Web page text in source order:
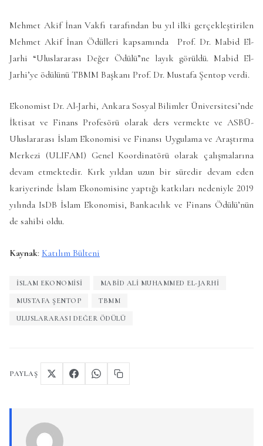
Mehmet Akif İnan Vakfı tarafından bu yıl ilki gerçekleştirilen
Mehmet Akif İnan Ödülleri kapsamında Prof. Dr. Mabid El-
Jarhi “Uluslararası Değer Ödülü”ne layık görüldü. Mabid El-
Jarhi’ye ödülünü TBMM Başkanı Prof. Dr. Mustafa Şentop verdi.
Ekonomist Dr. Al-Jarhi, Ankara Sosyal Bilimler Üniversitesi’nde
İktisat ve Finans Profesörü olarak ders vermekte ve ASBÜ-
Uluslararası İslam Ekonomisi ve Finansı Uygulama ve Araştırma
Merkezi (ULIFAM) Genel Koordinatörü olarak çalışmalarına
devam etmektedir. Kırk yıldan uzun bir süredir devam eden
kariyerinde İslam Ekonomisine yaptığı katkıları nedeniyle 2019
yılında IsDB İslam Ekonomisi, Bankacılık ve Finans Ödülü’nün
de sahibi oldu.
Kaynak: Katılım Bülteni
ISLAM EKONOMISI MABID ALI MUHAMMED EL-JARHI
MUSTAFA ŞENTOP TBMM
ULUSLARARASI DEĞER ÖDÜLÜ
PAYLAŞ